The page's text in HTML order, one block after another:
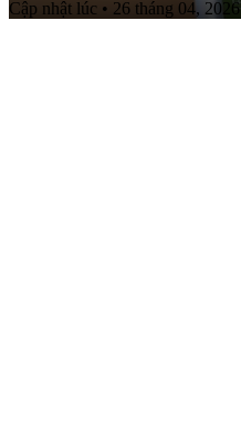
Cập nhật lúc • 26 tháng 04, 2026